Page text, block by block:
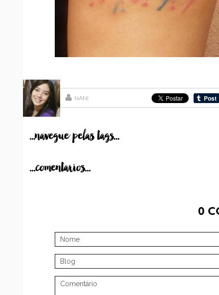
NANI
...navegue pelas tags...
...comentarios...
0